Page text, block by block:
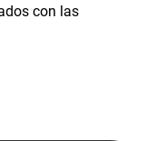
con las